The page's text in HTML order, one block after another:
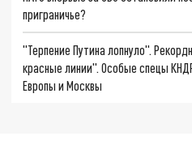
приграничье?
"Терпение Путина лопнуло".
красные линии". Особые спецы
Европы и Москвы